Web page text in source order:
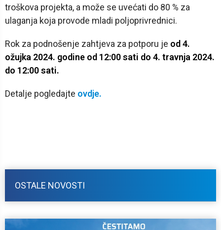
troškova projekta, a može se uvećati do 80 % za
ulaganja koja provode mladi poljoprivrednici.
Rok za podnošenje zahtjeva za potporu je od 4.
ožujka 2024. godine od 12:00 sati do 4. travnja 2024.
do 12:00 sati.
Detalje pogledajte ovdje.
OSTALE NOVOSTI